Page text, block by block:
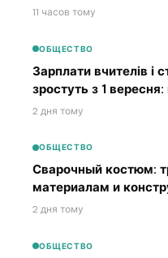
11 часов тому
ОБЩЕСТВО
Зарплати вчителів і
зростуть з 1
2 дня тому
ОБЩЕСТВО
Сварочный костюм:
материалам и
2 дня тому
ОБЩЕСТВО